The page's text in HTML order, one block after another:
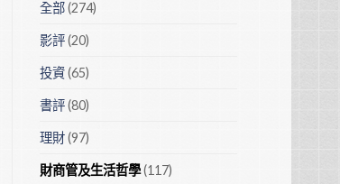
全部(274)
影評(20)
投資(65)
書評(80)
理財(97)
財商管及生活哲學(117)